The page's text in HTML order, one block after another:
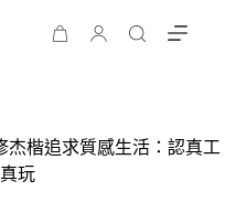
楷追求質感生活：認真工
玩